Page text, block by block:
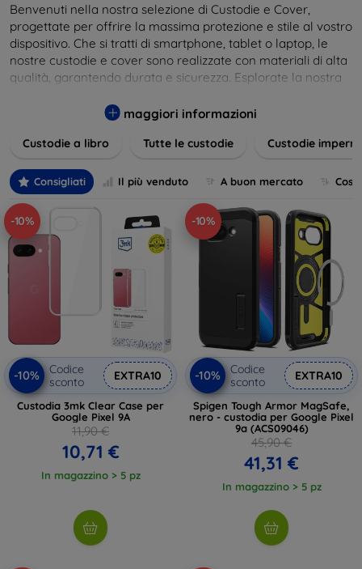
Benvenuti nella nostra selezione di Custodie e Cover,
progettate per offrire la massima protezione e stile al vostro
dispositivo. Che si tratti di smartphone, tablet o laptop, le
nostre custodie e cover sono realizzate con materiali di alta
qualità, garantendo durata e sicurezza. Esplorate la nostra
esigenza e gusto. Proteggete il vostro dispositivo con le
maggiori informazioni
Custodie a libro Tutte le custodie Custodie
Consigliati Il più venduto A buon mercato
-10%
-10%
Codice
sconto
EXTRA10
Custodia 3mk Clear Case per
Google Pixel 9A
11,90 €
10,71 €
In magazzino > 5 pz
-10%
-10%
Codice
sconto
EXTRA10
Spigen Tough Armor MagSafe,
nero - custodia per Google Pixel
9a (ACS09046)
45,90 €
41,31 €
In magazzino > 5 pz